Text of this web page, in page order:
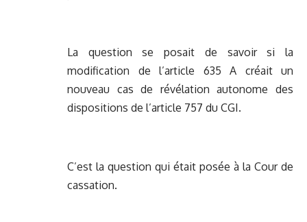
La question se posait de savoir si la
modification de l’article 635 A créait un
nouveau cas de révélation autonome des
dispositions de l’article 757 du CGI.
C’est la question qui était posée à la Cour de
cassation.